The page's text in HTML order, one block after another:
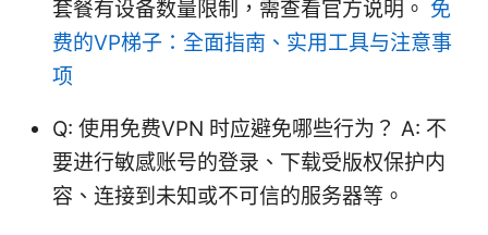
套餐有设备数量限制，需查看官方说明。 免
费的VP梯子：全面指南、实用工具与注意事
项
Q: 使用免费VPN 时应避免哪些行为？ A: 不
要进行敏感账号的登录、下载受版权保护内
容、连接到未知或不可信的服务器等。